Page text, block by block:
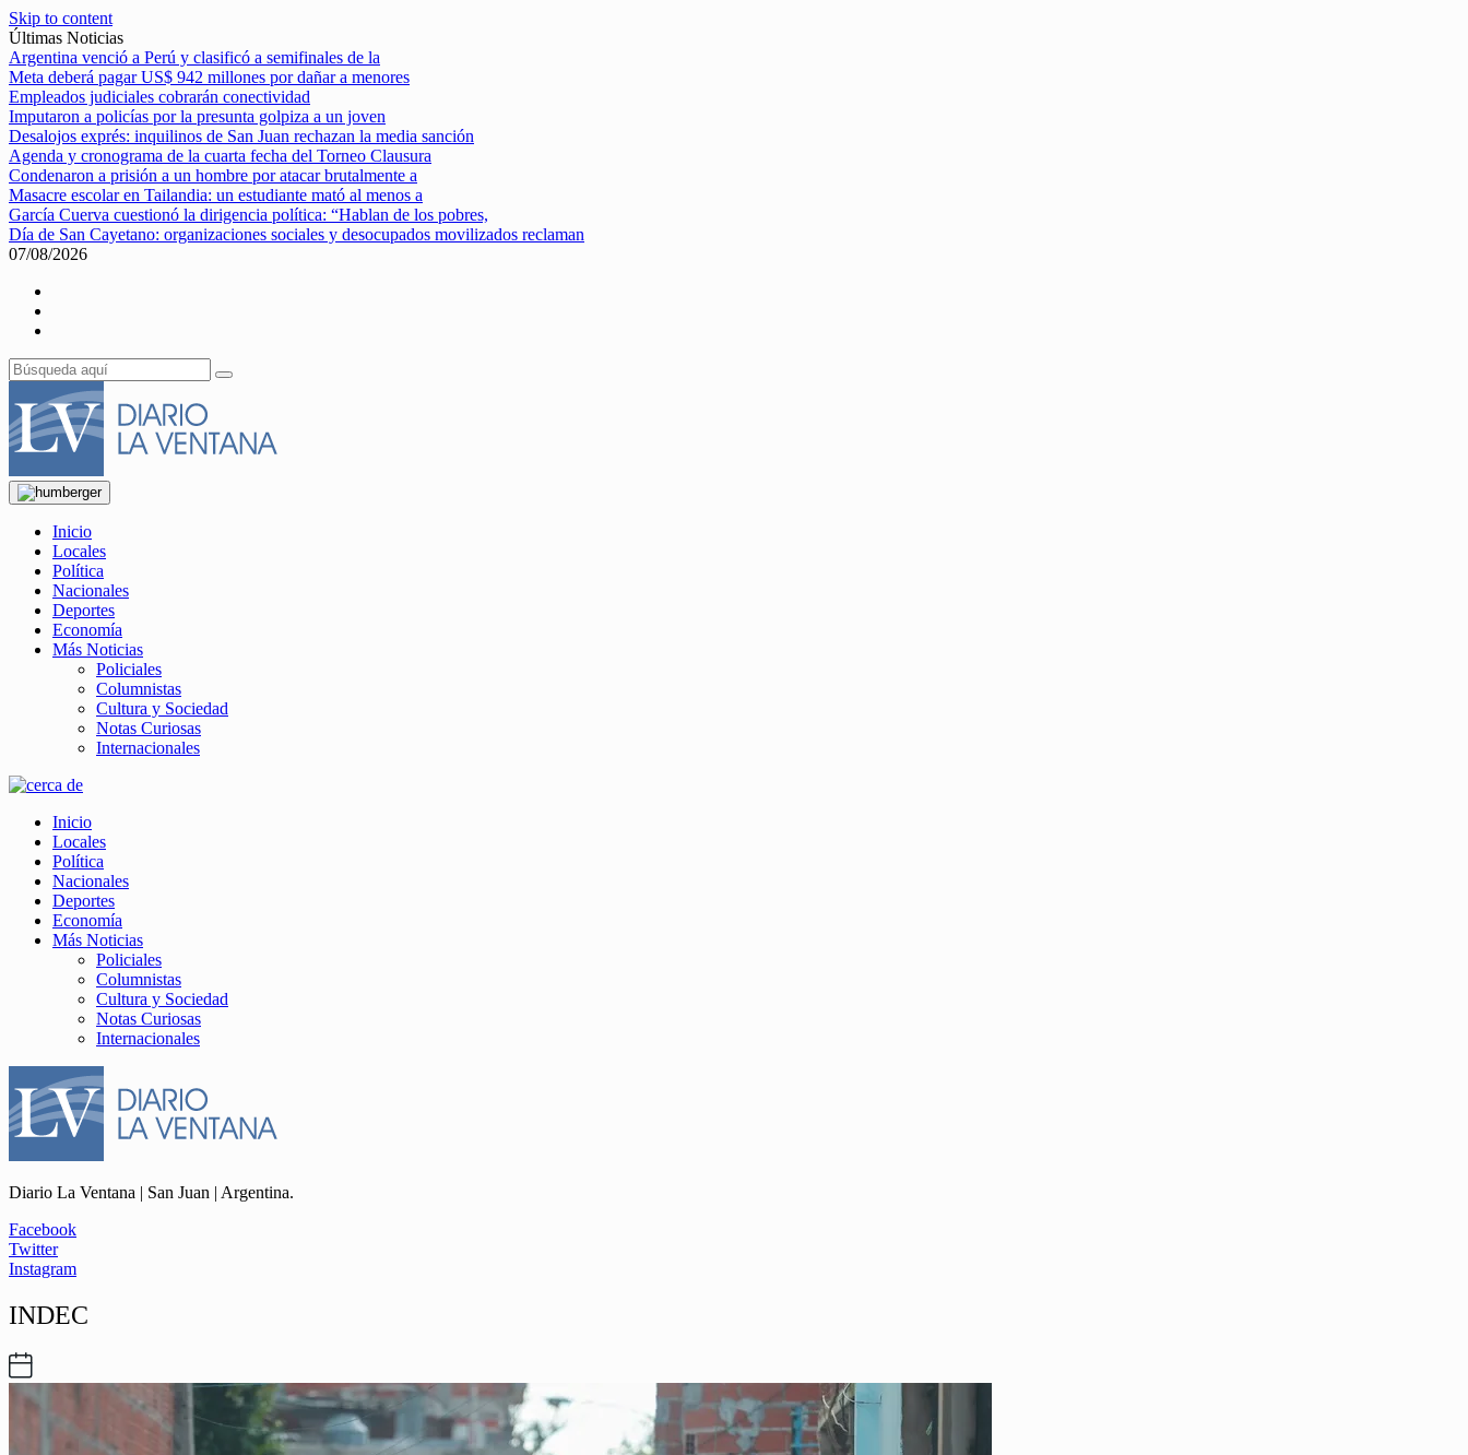
Skip to content
Últimas Noticias
Argentina venció a Perú y clasificó a semifinales de la
Meta deberá pagar US$ 942 millones por dañar a menores
Empleados judiciales cobrarán conectividad
Imputaron a policías por la presunta golpiza a un joven
Desalojos exprés: inquilinos de San Juan rechazan la media sanción
Agenda y cronograma de la cuarta fecha del Torneo Clausura
Condenaron a prisión a un hombre por atacar brutalmente a
Masacre escolar en Tailandia: un estudiante mató al menos a
García Cuerva cuestionó la dirigencia política: “Hablan de los pobres,
Día de San Cayetano: organizaciones sociales y desocupados movilizados reclaman
07/08/2026
Inicio
Locales
Política
Nacionales
Deportes
Economía
Más Noticias
Policiales
Columnistas
Cultura y Sociedad
Notas Curiosas
Internacionales
Inicio
Locales
Política
Nacionales
Deportes
Economía
Más Noticias
Policiales
Columnistas
Cultura y Sociedad
Notas Curiosas
Internacionales
Diario La Ventana | San Juan | Argentina.
Facebook
Twitter
Instagram
INDEC